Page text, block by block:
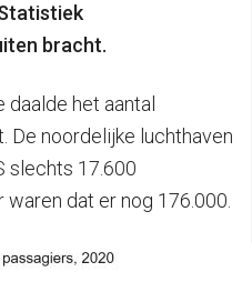
bracht.
daalde het aantal
De noordelijke luchthaven
slechts 17.600
dat er nog 176.000.